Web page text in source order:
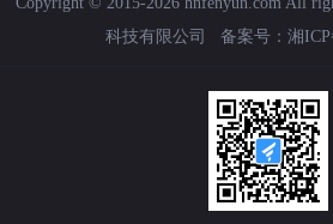
科技有限公司
备案号： 湘ICP